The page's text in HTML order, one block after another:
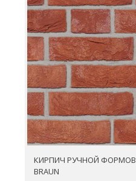
КИРПИЧ РУЧНОЙ ФОРМОВКИ
BRAUN